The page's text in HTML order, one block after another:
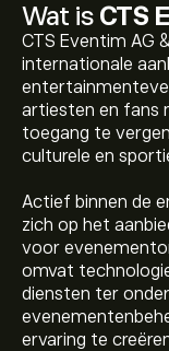
Wat is CTS
CTS Eventim AG
internationale
artiesten en fans
toegang te
culturele en
Actief binnen de
zich op het
voor
omvat
diensten ter
ervaring te